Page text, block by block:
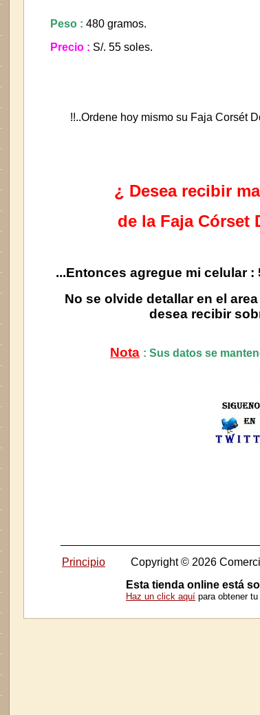
Peso : 480 gramos.
Precio : S/. 55 soles.
!!..Ordene hoy mismo su Faja Corsét
¿ Desea recibir
de la Faja Córset
...Entonces agregue mi celular :
No se olvide detallar en el
desea recibir
Nota : Sus datos se
Principio Copyright © 2026
Esta tienda online está
Haz un click aquí para obtener